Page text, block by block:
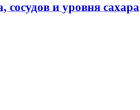
и уровня сахара